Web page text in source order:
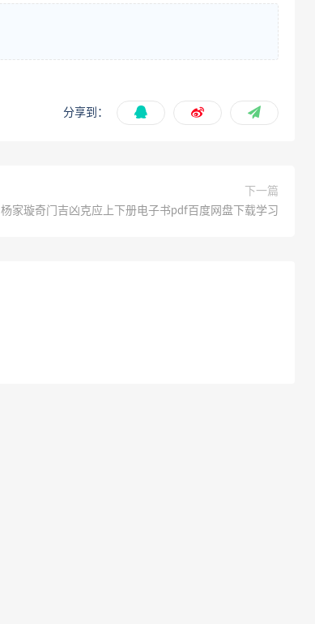
分享到：
下一篇
杨家璇奇门吉凶克应上下册电子书pdf百度网盘下载学习